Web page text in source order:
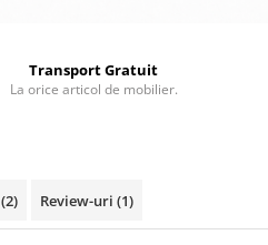
Transport Gratuit
La orice articol de mobilier.
(2) Review-uri (1)